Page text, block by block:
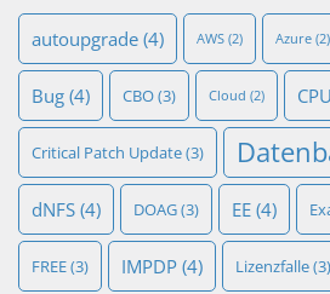
autoupgrade (4) AWS (2) Azure (2)
Bug (4) CBO(3) Cloud (2) CPU
Critical Patch Update(3)
dNFS (4) DOAG(3) EE (4)
FREE(3) IMPDP (4) Lizenzfalle(3)